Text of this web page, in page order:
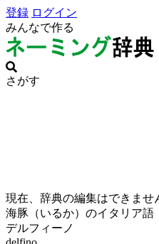
登録 ログイン
みんなで作る
さがす
現在、辞典の編集はできませ
海豚（いるか）のイタリア語
デルフィーノ